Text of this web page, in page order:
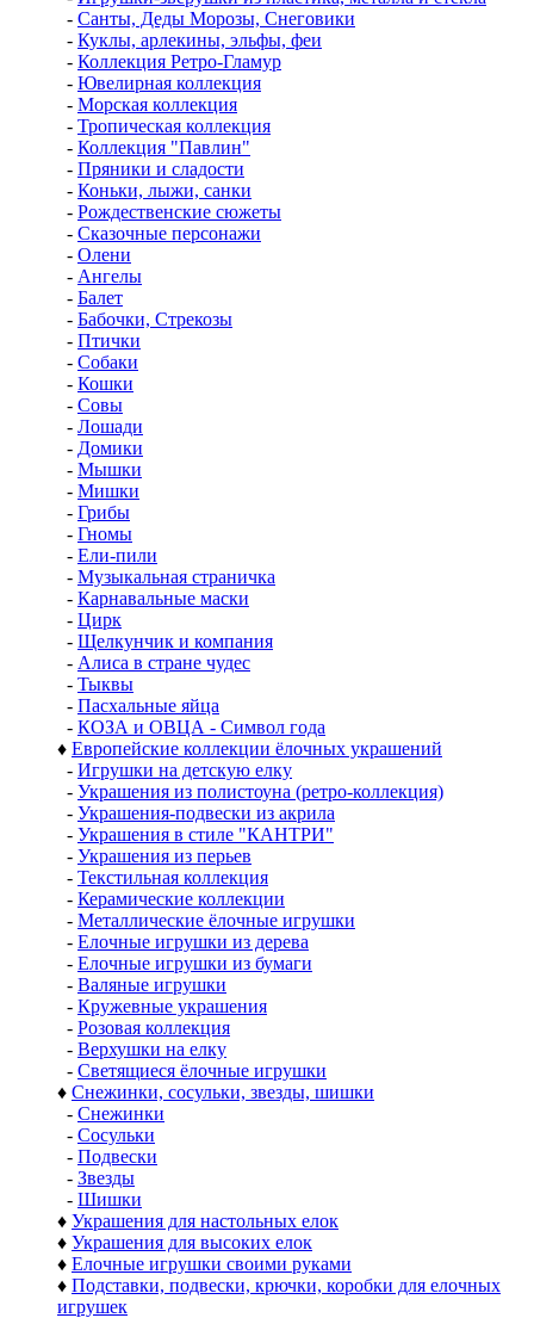
- Санты, Деды Морозы, Снеговики
- Куклы, арлекины, эльфы, феи
- Коллекция Ретро-Гламур
- Ювелирная коллекция
- Морская коллекция
- Тропическая коллекция
- Коллекция "Павлин"
- Пряники и сладости
- Коньки, лыжи, санки
- Рождественские сюжеты
- Сказочные персонажи
- Олени
- Ангелы
- Балет
- Бабочки, Стрекозы
- Птички
- Собаки
- Кошки
- Совы
- Лошади
- Домики
- Мышки
- Мишки
- Грибы
- Гномы
- Ели-пили
- Музыкальная страничка
- Карнавальные маски
- Цирк
- Щелкунчик и компания
- Алиса в стране чудес
- Тыквы
- Пасхальные яйца
- КОЗА и ОВЦА - Символ года
♦ Европейские коллекции ёлочных украшений
- Игрушки на детскую елку
- Украшения из полистоуна (ретро-коллекция)
- Украшения-подвески из акрила
- Украшения в стиле "КАНТРИ"
- Украшения из перьев
- Текстильная коллекция
- Керамические коллекции
- Металлические ёлочные игрушки
- Елочные игрушки из дерева
- Елочные игрушки из бумаги
- Валяные игрушки
- Кружевные украшения
- Розовая коллекция
- Верхушки на елку
- Светящиеся ёлочные игрушки
♦ Снежинки, сосульки, звезды, шишки
- Снежинки
- Сосульки
- Подвески
- Звезды
- Шишки
♦ Украшения для настольных елок
♦ Украшения для высоких елок
♦ Елочные игрушки своими руками
♦ Подставки, подвески, крючки, коробки для елочных
игрушек